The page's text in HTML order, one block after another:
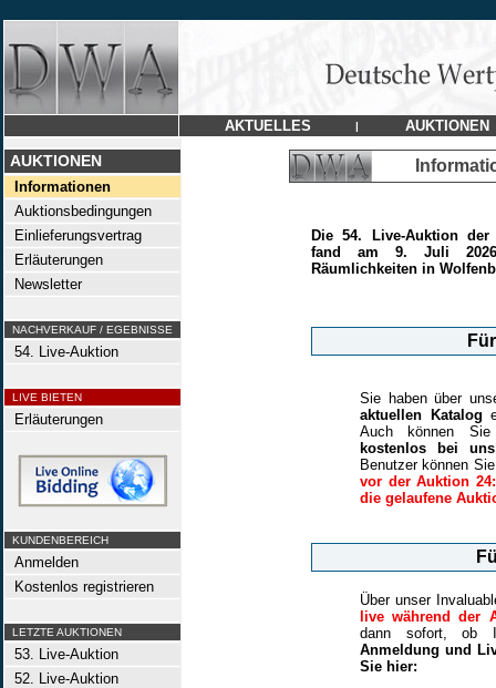
AKTUELLES | AUKTIONEN
AUKTIONEN
Informationen
Auktionsbedingungen
Einlieferungsvertrag
Erläuterungen
Newsletter
NACHVERKAUF / EGEBNISSE
54. Live-Auktion
LIVE BIETEN
Erläuterungen
KUNDENBEREICH
Anmelden
Kostenlos registrieren
LETZTE AUKTIONEN
53. Live-Auktion
52. Live-Auktion
Die 54. Live-Auktion der
fand am 9. Juli
Räumlichkeiten in
Sie haben über
aktuellen Katalog
Auch können
kostenlos bei
Benutzer können
vor der Auktion
die gelaufene
Über unser
live während der
dann sofort, ob
Anmeldung und
Sie hier: